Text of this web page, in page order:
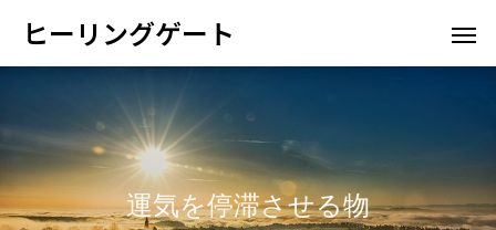
ヒーリングゲート
運気を停滞させる物